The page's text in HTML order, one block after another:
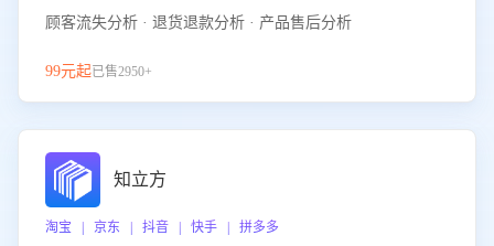
顾客流失分析 · 退货退款分析 · 产品售后分析
99元起已售2950+
知立方
淘宝 | 京东 | 抖音 | 快手 | 拼多多